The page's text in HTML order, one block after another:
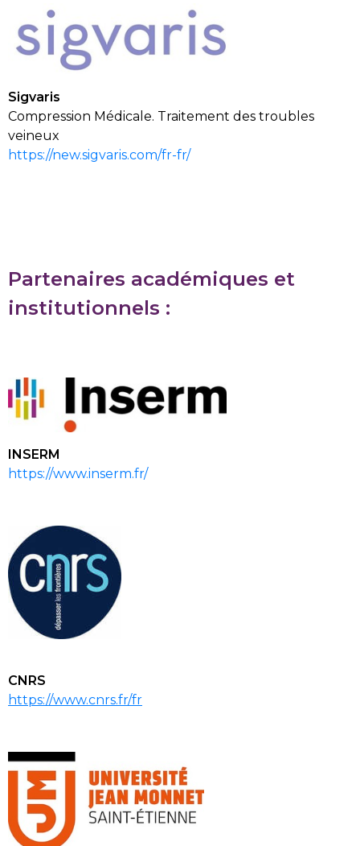
Sigvaris
Compression Médicale. Traitement des troubles
veineux
https://new.sigvaris.com/fr-fr/
Partenaires académiques et
institutionnels :
INSERM
https://www.inserm.fr/
CNRS
https://www.cnrs.fr/fr